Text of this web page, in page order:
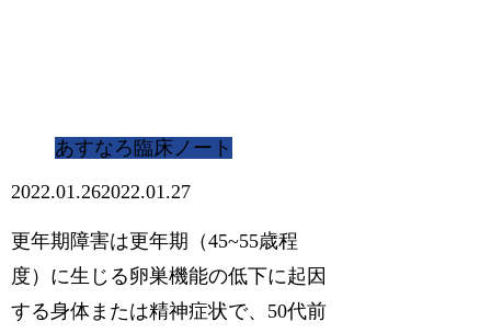
あすなろ臨床ノート
2022.01.262022.01.27
更年期障害は更年期（45~55歳程
度）に生じる卵巣機能の低下に起因
する身体または精神症状で、50代前